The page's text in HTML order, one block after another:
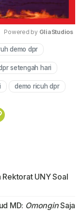
Mute
Powered by GliaStudios
demo dpr
setengah hari
demo ricuh dpr
UNY Soal
MD: OmonginSaja